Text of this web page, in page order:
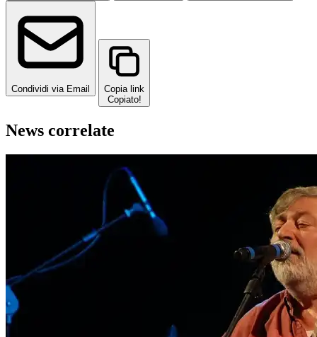
Condividi via Email
Copia link
Copiato!
News correlate